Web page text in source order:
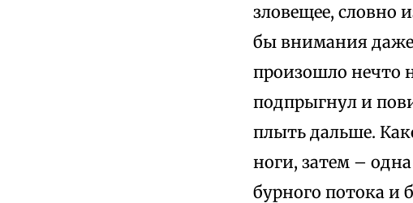
зловещее, словно
бы внимания даже
произошло нечто
подпрыгнул и
плыть дальше.
ноги, затем –
бурного потока и